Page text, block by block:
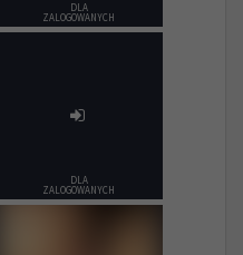
DLA
ZALOGOWANYCH
DLA
ZALOGOWANYCH